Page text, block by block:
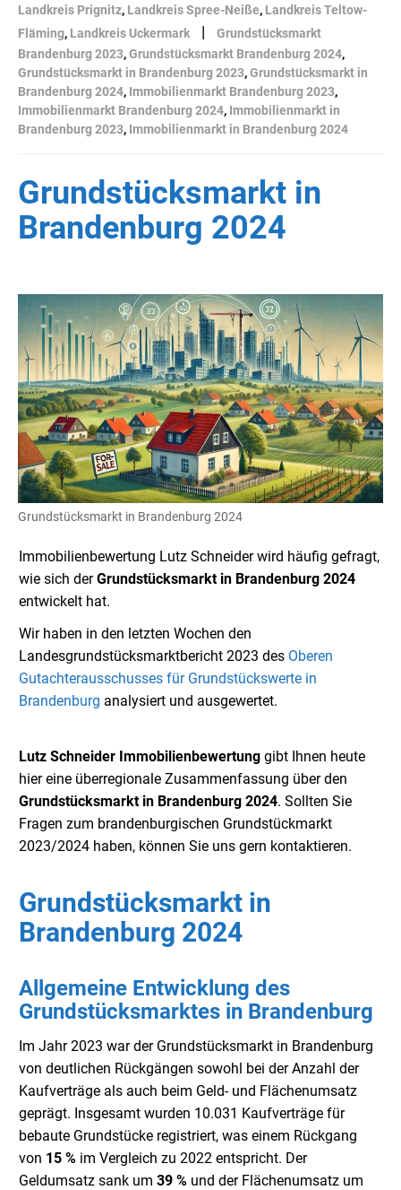
Landkreis Prignitz, Landkreis Spree-Neiße, Landkreis Teltow-
Fläming, Landkreis Uckermark |
Grundstücksmarkt
Brandenburg 2023,Grundstücksmarkt Brandenburg 2024,
Grundstücksmarkt in Brandenburg 2023,Grundstücksmarkt in
Brandenburg 2024, Immobilienmarkt Brandenburg 2023,
Immobilienmarkt Brandenburg 2024, Immobilienmarkt in
Brandenburg 2023, Immobilienmarkt in Brandenburg 2024
Grundstücksmarkt in
Brandenburg 2024
Grundstücksmarkt in Brandenburg 2024
Immobilienbewertung Lutz Schneider wird häufig gefragt,
wie sich derGrundstücksmarkt in Brandenburg 2024
entwickelt hat.
Wir haben in den letzten Wochen den
Landesgrundstücksmarktbericht 2023 des Oberen
Gutachterausschusses für Grundstückswerte in
Brandenburg analysiert und ausgewertet.
Lutz Schneider Immobilienbewertung gibt Ihnen heute
hier eine überregionale Zusammenfassung über den
Grundstücksmarkt in Brandenburg 2024. Sollten Sie
Fragen zum brandenburgischen Grundstückmarkt
2023/2024 haben, können Sie uns gern kontaktieren.
Grundstücksmarkt in
Brandenburg 2024
Allgemeine Entwicklung des
Grundstücksmarktes in Brandenburg
Im Jahr 2023 war der Grundstücksmarkt in Brandenburg
von deutlichen Rückgängen sowohl bei der Anzahl der
Kaufverträge als auch beim Geld- und Flächenumsatz
geprägt. Insgesamt wurden 10.031 Kaufverträge für
bebaute Grundstücke registriert, was einem Rückgang
von 15 % im Vergleich zu 2022 entspricht. Der
Geldumsatz sank um 39 % und der Flächenumsatz um